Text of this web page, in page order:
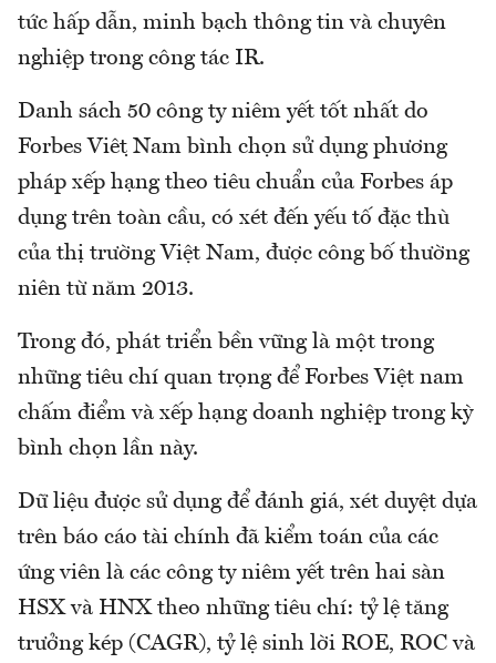
tức hấp dẫn, minh bạch thông tin và chuyên
nghiệp trong công tác IR.
Danh sách 50 công ty niêm yết tốt nhất do
Forbes Việt Nam bình chọn sử dụng phương
pháp xếp hạng theo tiêu chuẩn của Forbes áp
dụng trên toàn cầu, có xét đến yếu tố đặc thù
của thị trường Việt Nam, được công bố thường
niên từ năm 2013.
Trong đó, phát triển bền vững là một trong
những tiêu chí quan trọng để Forbes Việt nam
chấm điểm và xếp hạng doanh nghiệp trong kỳ
bình chọn lần này.
Dữ liệu được sử dụng để đánh giá, xét duyệt dựa
trên báo cáo tài chính đã kiểm toán của các
ứng viên là các công ty niêm yết trên hai sàn
HSX và HNX theo những tiêu chí: tỷ lệ tăng
trưởng kép (CAGR), tỷ lệ sinh lời ROE, ROC và